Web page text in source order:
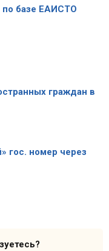
по базе ЕАИСТО
граждан в
гос. номер через